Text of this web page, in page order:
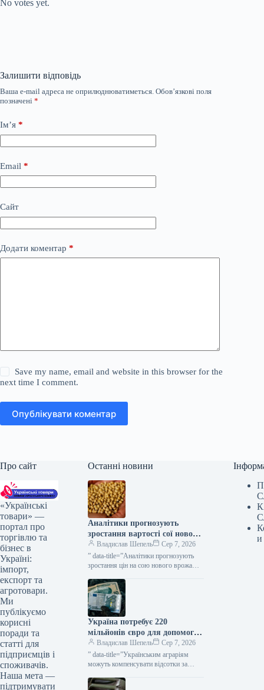
No votes yet.
Залишити відповідь
Ваша e-mail адреса не оприлюднюватиметься. Обов’язкові поля
позначені *
Ім’я *
Email *
Сайт
Додати коментар *
Save my name, email and website in this browser for the
next time I comment.
Опублікувати коментар
Про сайт
«Українські
товари» —
портал про
торгівлю та
бізнес в
Україні:
імпорт,
експорт та
агротовари.
Ми
публікуємо
корисні
поради та
статті для
підприємців і
споживачів.
Наша мета —
підтримувати
Останні новини
Аналітики прогнозують
зростання вартості сої нового
врожаю до 20–22 тисяч
гривень за тонну — КУРКУЛЬ
Владислав Шепель
Сер 7, 2026
” data-title=”Аналітики прогнозують
зростання цін на сою нового врожаю у
url=”https://kurkul.com/news/41871-
analitiki-prognozuyut-zrostannya-tsin-na-
soyu-novogo-vrojayu-u-drugiy-polovini-
sezonu”> Аналітики прогнозують
зростання цін на сою…
Україна потребує 220
мільйонів євро для допомоги
аграріям до початку осінніх
посівних робіт — КУРКУЛЬ
Владислав Шепель
Сер 7, 2026
” data-title=”Українським аграріям
можуть компенсувати відсотки за
url=”https://kurkul.com/news/41868-
и